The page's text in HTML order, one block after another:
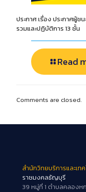
ประกาศ เรื่อง ประกาศผู้ช
รวมและปฏิบัติการ 13 ชั้น
Read
Comments are closed.
สำนักวิทยบริการและเท
ราชมงคลธัญบุรี
39 หมู่ที่ 1 ตำบลคลองห